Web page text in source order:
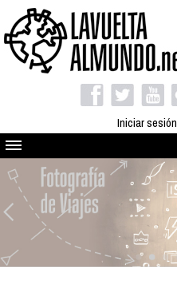
Iniciar sesión
Quienes somos
El proyecto
Blog
Viaja con nosotros
Camino solidario